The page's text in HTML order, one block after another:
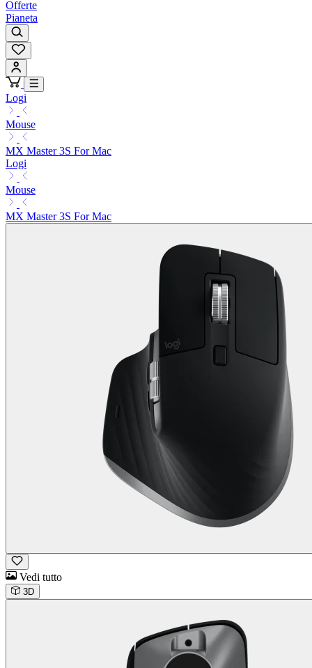
Offerte
Pianeta
Logi
Mouse
MX Master 3S For Mac
Logi
Mouse
MX Master 3S For Mac
Vedi tutto
3D